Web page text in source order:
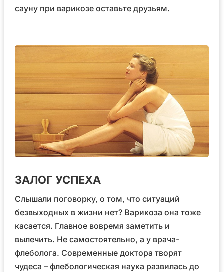
сауну при варикозе оставьте друзьям.
ЗАЛОГ УСПЕХА
Слышали поговорку, о том, что ситуаций
безвыходных в жизни нет? Варикоза она тоже
касается. Главное вовремя заметить и
вылечить. Не самостоятельно, а у врача-
флеболога. Современные доктора творят
чудеса – флебологическая наука развилась до